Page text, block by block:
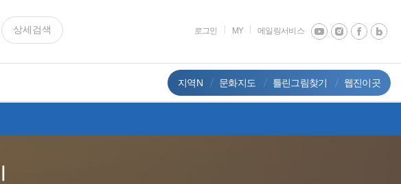
상세검색 로그인 MY 메일링서비스
지역N 문화지도 틀린그림찾기 웹진이곳